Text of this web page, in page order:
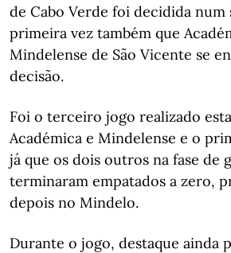
de Cabo Verde foi decidida num
primeira vez também que
Mindelense de São Vicente se
decisão.
Foi o terceiro jogo realizado
Académica e Mindelense e o
já que os dois outros na fase de
terminaram empatados a zero,
depois no Mindelo.
Durante o jogo, destaque ainda